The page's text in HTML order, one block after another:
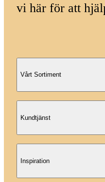
vi här för att
Vårt Sortiment
Kundtjänst
Inspiration